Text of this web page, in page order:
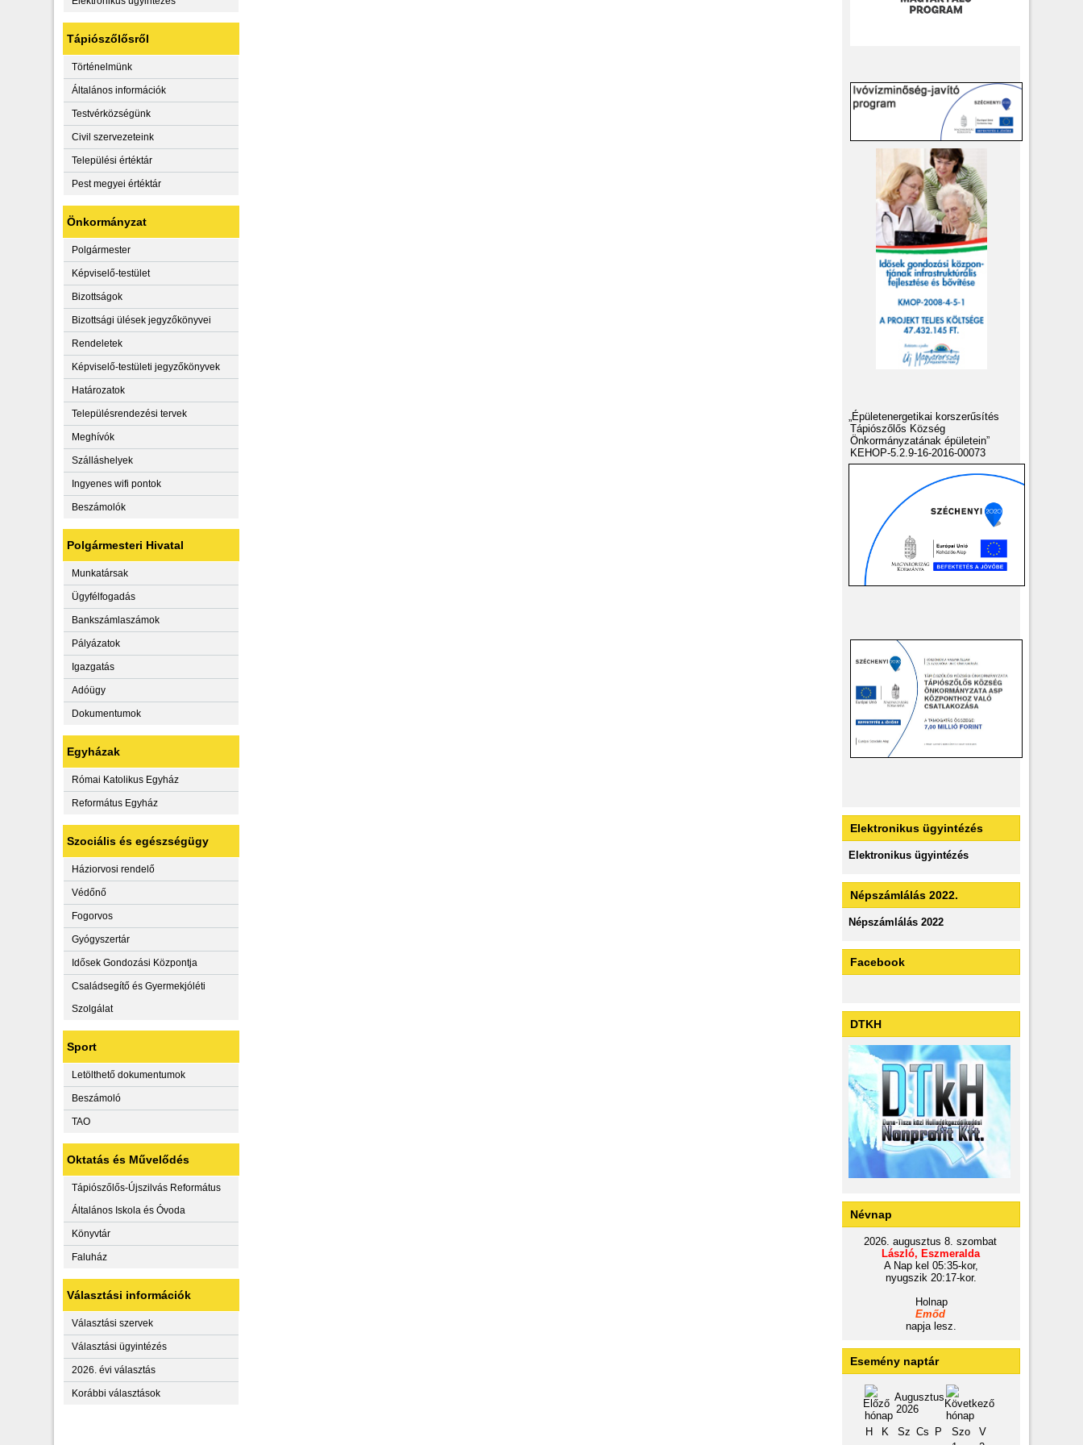
Tápiószőlősről
Történelmünk
Általános információk
Testvérközségünk
Civil szervezeteink
Települési értéktár
Pest megyei értéktár
Önkormányzat
Polgármester
Képviselő-testület
Bizottságok
Bizottsági ülések jegyzőkönyvei
Rendeletek
Képviselő-testületi jegyzőkönyvek
Határozatok
Településrendezési tervek
Meghívók
Szálláshelyek
Ingyenes wifi pontok
Beszámolók
Polgármesteri Hivatal
Munkatársak
Ügyfélfogadás
Bankszámlaszámok
Pályázatok
Igazgatás
Adóügy
Dokumentumok
Egyházak
Római Katolikus Egyház
Református Egyház
Szociális és egészségügy
Háziorvosi rendelő
Védőnő
Fogorvos
Gyógyszertár
Idősek Gondozási Központja
Családsegítő és Gyermekjóléti
Szolgálat
Sport
Letölthető dokumentumok
Beszámoló
TAO
Oktatás és Művelődés
Tápiószőlős-Újszilvás Református
Általános Iskola és Óvoda
Könyvtár
Faluház
Választási információk
Választási szervek
Választási ügyintézés
2026. évi választás
Korábbi választások
„Épületenergetikai korszerűsítés
Tápiószőlős Község
Önkormányzatának épületein”
KEHOP-5.2.9-16-2016-00073
Elektronikus ügyintézés
Elektronikus ügyintézés
Népszámlálás 2022.
Népszámlálás 2022
Facebook
DTKH
Névnap
2026. augusztus 8. szombat
László, Eszmeralda
A Nap kel 05:35-kor,
nyugszik 20:17-kor.
Holnap
Emőd
napja lesz.
Esemény naptár
Augusztus
2026
H
K Sz Cs P Szo
V